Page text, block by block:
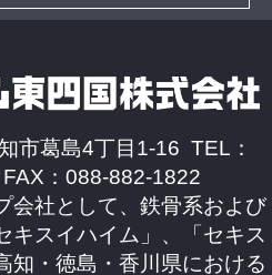
市葛島4丁目1-16 TEL：
：088-882-1822
会社として、鉄骨系および
キスイハイム」、「セキス
知・徳島・香川県における